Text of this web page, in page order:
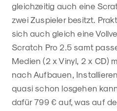
gleichzeitig auch eine
zwei Zuspieler besitzt.
sich auch gleich eine
Scratch Pro 2.5 samt
Medien (2 x Vinyl, 2 x CD)
nach Aufbauen,
quasi schon losgehen
dafür 799 € auf, was auf